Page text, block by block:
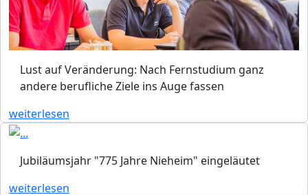
Lust auf Veränderung: Nach Fernstudium ganz
andere berufliche Ziele ins Auge fassen
weiterlesen
Jubiläumsjahr "775 Jahre Nieheim" eingeläutet
weiterlesen